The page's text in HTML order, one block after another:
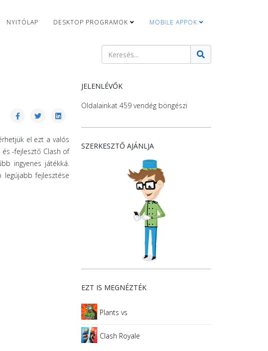
NYITÓLAP DESKTOP PROGRAMOK MOBILE APPOK
Keresés
el ezt a valós
-fejlesztő Clash of
ingyenes játékká.
fejlesztése
JELENLÉVŐK
Oldalainkat 459 vendég böngészi
SZERKESZTŐ AJÁNLJA
EZT IS MEGNÉZTÉK
Plants vs
Clash Royale